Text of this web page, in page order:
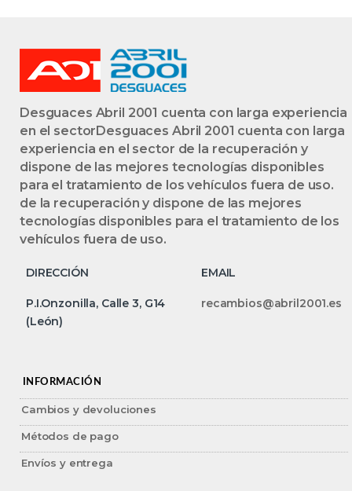
Desguaces Abril 2001 cuenta con larga experiencia
en el sectorDesguaces Abril 2001 cuenta con larga
experiencia en el sector de la recuperación y
dispone de las mejores tecnologías disponibles
para el tratamiento de los vehículos fuera de uso.
de la recuperación y dispone de las mejores
tecnologías disponibles para el tratamiento de los
vehículos fuera de uso.
DIRECCIÓN EMAIL
P.I.Onzonilla, Calle 3, G14
(León)
recambios@abril2001.es
INFORMACIÓN
Cambios y devoluciones
Métodos de pago
Envíos y entrega